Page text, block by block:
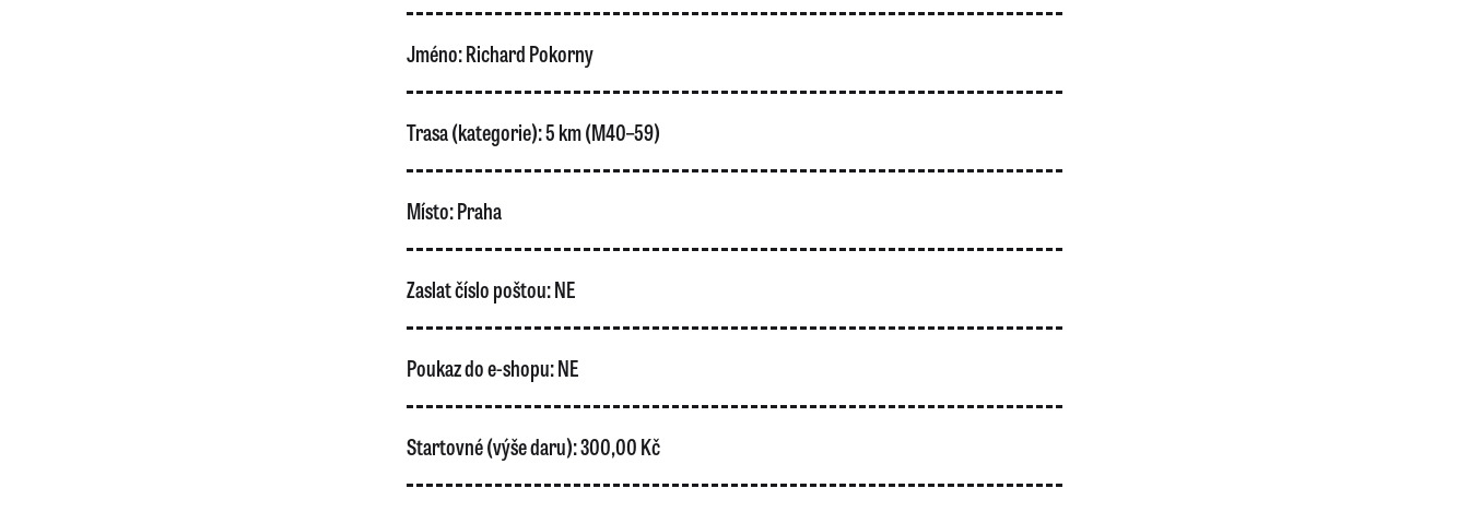
Jméno:Richard Pokorny
Trasa (kategorie):5 km (M40–59)
Místo:Praha
Zaslat číslo poštou:NE
Poukaz do e-shopu:NE
Startovné (výše daru):300,00 Kč